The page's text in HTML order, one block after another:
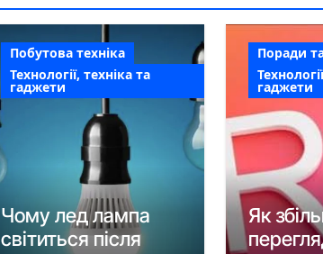
Побутова техніка
Технології, техніка та
гаджети
Чому лед лампа
світиться після
Поради
гаджети
Як